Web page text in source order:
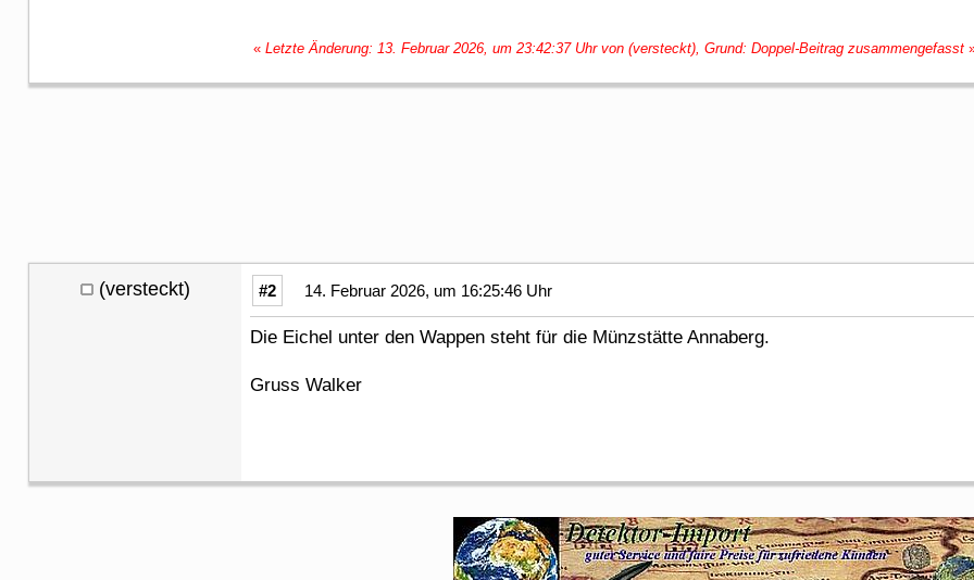
« Letzte Änderung: 13. Februar 2026, um 23:42:37 Uhr von (versteckt), Grund: Doppel-Beitrag zusammengefasst
(versteckt) #2 14. Februar 2026, um 16:25:46 Uhr
Die Eichel unter den Wappen steht für die Münzstätte Annaberg.
Gruss Walker